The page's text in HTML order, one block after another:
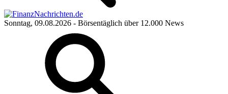
Sonntag, 09.08.2026 - Börsentäglich über 12.000 News